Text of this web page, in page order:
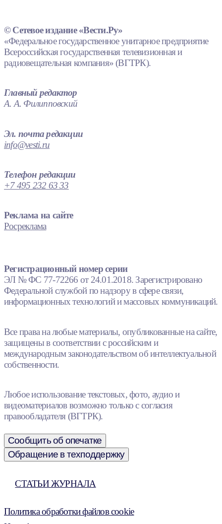
© Сетевое издание «Вести.Ру»
«Федеральное государственное унитарное предприятие
Всероссийская государственная телевизионная и
радиовещательная компания» (ВГТРК).
Главный редактор
А. А. Филипповский
Эл. почта редакции
info@vesti.ru
Телефон редакции
+7 495 232 63 33
Реклама на сайте
Росреклама
Регистрационный номер серии
ЭЛ № ФС 77-72266 от 24.01.2018. Зарегистрировано
Федеральной службой по надзору в сфере связи,
информационных технологий и массовых коммуникаций.
Все права на любые материалы, опубликованные на сайте,
защищены в соответствии с российским и
международным законодательством об интеллектуальной
собственности.
Любое использование текстовых, фото, аудио и
видеоматериалов возможно только с согласия
правообладателя (ВГТРК).
Сообщить об опечатке
Обращение в техподдержку
СТАТЬИ ЖУРНАЛА
Политика обработки файлов cookie